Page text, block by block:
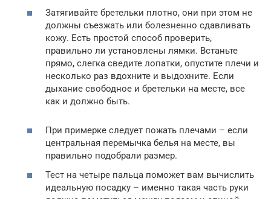
Затягивайте бретельки плотно, они при этом не
должны съезжать или болезненно сдавливать
кожу. Есть простой способ проверить,
правильно ли установлены лямки. Встаньте
прямо, слегка сведите лопатки, опустите плечи и
несколько раз вдохните и выдохните. Если
дыхание свободное и бретельки на месте, все
как и должно быть.
При примерке следует пожать плечами – если
центральная перемычка белья на месте, вы
правильно подобрали размер.
Тест на четыре пальца поможет вам вычислить
идеальную посадку – именно такая часть руки